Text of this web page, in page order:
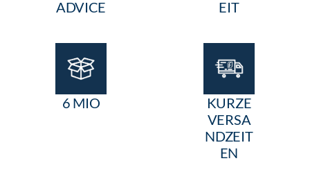
ADVICE
EIT
6 MIO
KURZE
VERSA
NDZEIT
EN